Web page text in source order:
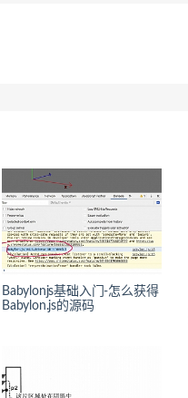
Babylonjs基础入门-怎么获得
Babylon.js的源码